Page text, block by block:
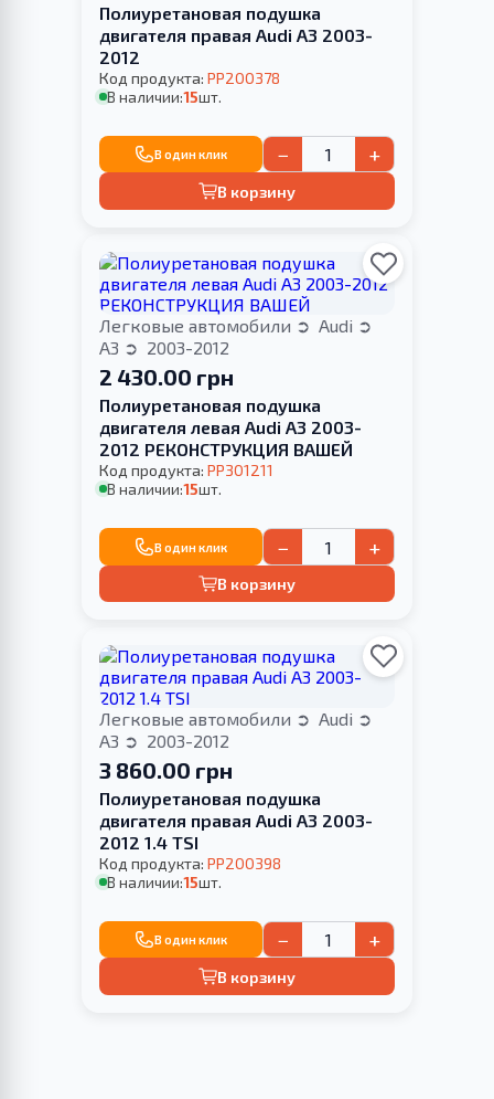
Полиуретановая подушка
двигателя правая Audi A3 2003-
2012
Код продукта: PP200378
В наличии:15шт.
В один клик − +
В корзину
Легковые автомобили
Audi
A3
2003-2012
2 430.00 грн
Полиуретановая подушка
двигателя левая Audi A3 2003-
2012 РЕКОНСТРУКЦИЯ ВАШЕЙ
Код продукта: PP301211
В наличии:15шт.
В один клик − +
В корзину
Легковые автомобили
Audi
A3
2003-2012
3 860.00 грн
Полиуретановая подушка
двигателя правая Audi A3 2003-
2012 1.4 TSI
Код продукта: PP200398
В наличии:15шт.
В один клик − +
В корзину